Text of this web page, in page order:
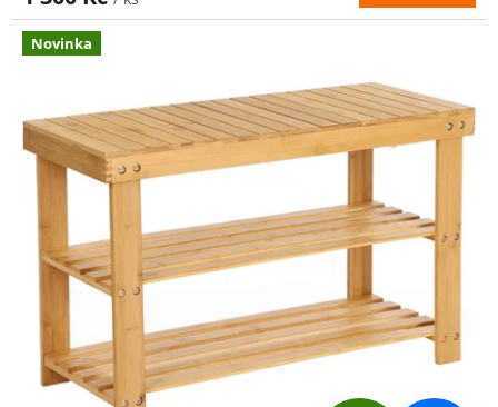
A
Novinka